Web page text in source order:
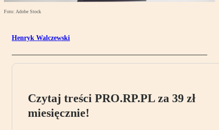
Foto: Adobe Stock
Henryk Walczewski
Czytaj treści PRO.RP.PL za 39 zł
miesięcznie!